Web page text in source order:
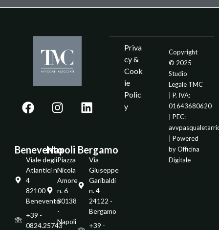
Benevento
Viale degli
Atlantici n.
4
82100 -
Benevento
+39 -
0824.25743
Napoli
Piazza
Nicola
Amore
n. 6
80138
-
Napoli
Bergamo
Via
Giuseppe
Garibaldi
n. 4
24122 -
Bergamo
+39 -
Priva
cy &
Cook
ie
Polic
y
Copyright
© 2025
Studio
Legale TMC
| P. IVA:
01643680620
| PEC:
| Powered
byOfficina
Digitale